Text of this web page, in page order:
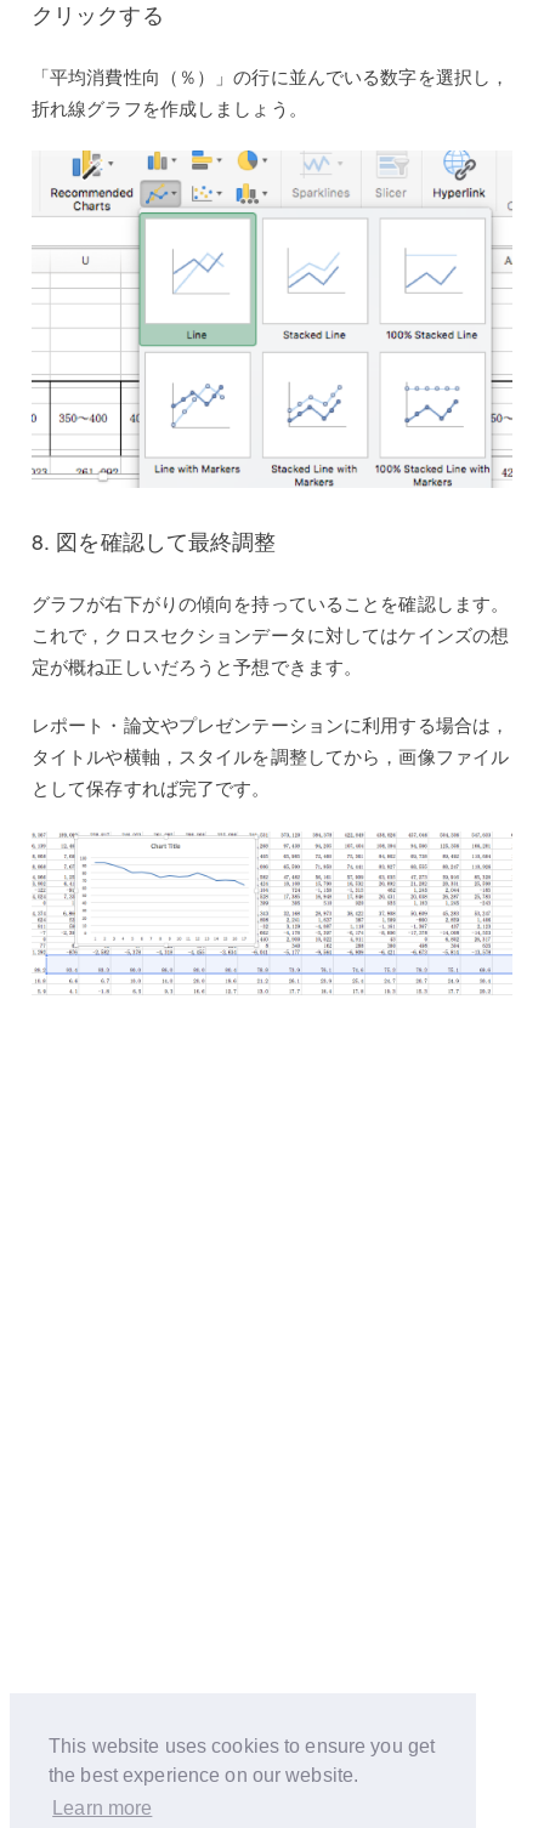
This website uses cookies to ensure you get
the best experience on our website.
Learn more
クリックする
「平均消費性向（％）」の行に並んでいる数字を選択し，
折れ線グラフを作成しましょう。
8. 図を確認して最終調整
グラフが右下がりの傾向を持っていることを確認します。
これで，クロスセクションデータに対してはケインズの想
定が概ね正しいだろうと予想できます。
レポート・論文やプレゼンテーションに利用する場合は，
タイトルや横軸，スタイルを調整してから，画像ファイル
として保存すれば完了です。
© Copyright 2026 Kenji Sato